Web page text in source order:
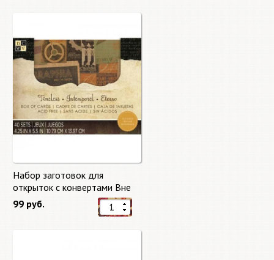
Набор заготовок для
открыток с конвертами Вне
времени (Timeless) от DCWV
99 руб.